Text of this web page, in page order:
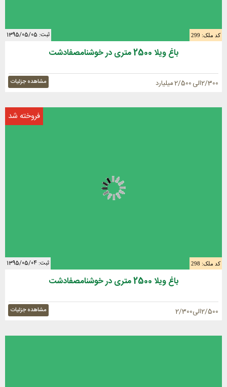
کد ملک: 299 ثبت: 1395/05/05
باغ ویلا 2500 متری در خوشنامصفادشت
2/300الی 2/500 میلیارد مشاهده جزئیات
فروخته شد
کد ملک: 298 ثبت: 1395/05/04
باغ ویلا 2500 متری در خوشنامصفادشت
2/500الی2/300 مشاهده جزئیات